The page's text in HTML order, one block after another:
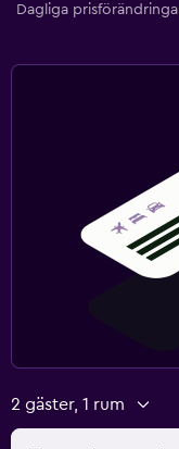
Dagliga
2 gäster, 1 rum